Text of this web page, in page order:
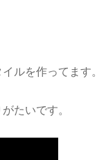
ルを作ってます。
たいです。